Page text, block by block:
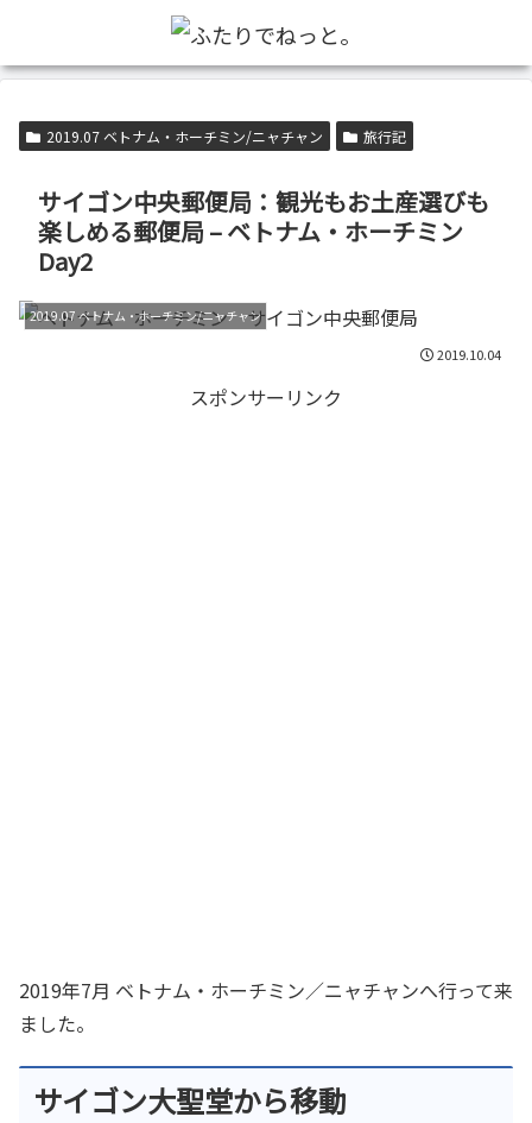
2019.07 ベトナム・ホーチミン/ニャチャン 旅行記
サイゴン中央郵便局：観光もお土産選びも
楽しめる郵便局 – ベトナム・ホーチミン
Day2
2019.07 ベトナム・ホーチミン/ニャチャン
2019.10.04
スポンサーリンク
2019年7月 ベトナム・ホーチミン／ニャチャンへ行って来
ました。
サイゴン大聖堂から移動